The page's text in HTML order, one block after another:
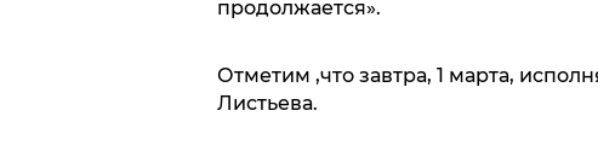
продолжается».
Отметим ,что завтра, 1 марта,
Листьева.